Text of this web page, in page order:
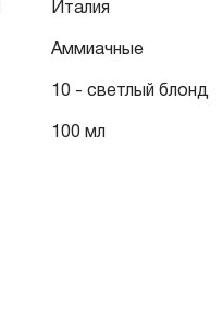
Италия
Аммиачные
10 - светлый блонд
100 мл